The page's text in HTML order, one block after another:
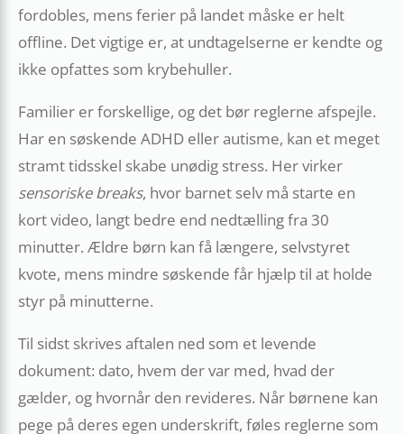
fordobles, mens ferier på landet måske er helt
offline. Det vigtige er, at undtagelserne er kendte og
ikke opfattes som krybehuller.
Familier er forskellige, og det bør reglerne afspejle.
Har en søskende ADHD eller autisme, kan et meget
stramt tidsskel skabe unødig stress. Her virker
sensoriske breaks, hvor barnet selv må starte en
kort video, langt bedre end nedtælling fra 30
minutter. Ældre børn kan få længere, selvstyret
kvote, mens mindre søskende får hjælp til at holde
styr på minutterne.
Til sidst skrives aftalen ned som et levende
dokument: dato, hvem der var med, hvad der
gælder, og hvornår den revideres. Når børnene kan
pege på deres egen underskrift, føles reglerne som